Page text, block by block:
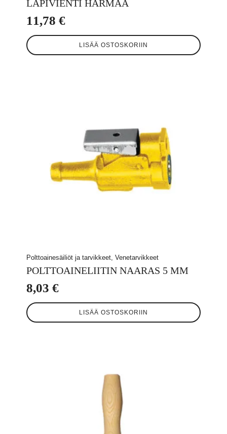
LÄPIVIENTI HARMAA
11,78 €
LISÄÄ OSTOSKORIIN
Polttoainesäiliöt ja tarvikkeet, Venetarvikkeet
POLTTOAINELIITIN NAARAS 5 MM
8,03 €
LISÄÄ OSTOSKORIIN